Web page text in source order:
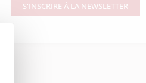
S'INSCRIRE À LA NEWSLETTER